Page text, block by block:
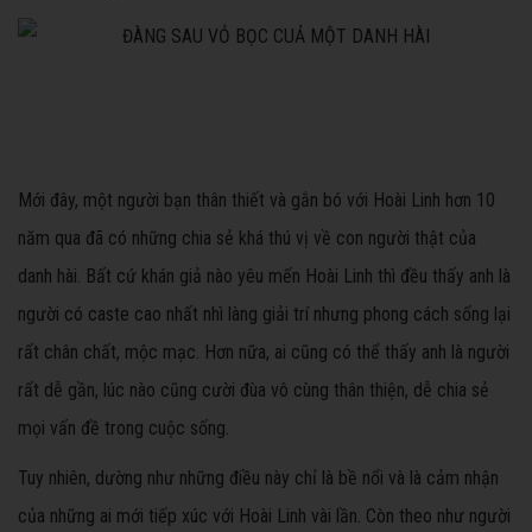
Mới đây, một người bạn thân thiết và gắn bó với Hoài Linh hơn 10
năm qua đã có những chia sẻ khá thú vị về con người thật của
danh hài. Bất cứ khán giả nào yêu mến Hoài Linh thì đều thấy anh là
người có caste cao nhất nhì làng giải trí nhưng phong cách sống lại
rất chân chất, mộc mạc. Hơn nữa, ai cũng có thể thấy anh là người
rất dễ gần, lúc nào cũng cười đùa vô cùng thân thiện, dễ chia sẻ
mọi vấn đề trong cuộc sống.
Tuy nhiên, dường như những điều này chỉ là bề nổi và là cảm nhận
của những ai mới tiếp xúc với Hoài Linh vài lần. Còn theo như người